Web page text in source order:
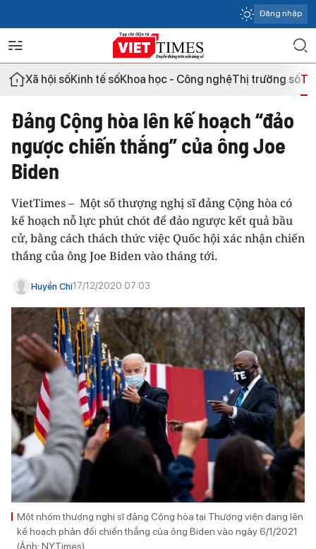
Đăng nhập
Xã hội sốKinh tế sốKhoa học - Công nghệThị trường số
Đảng Cộng hòa lên kế hoạch “đảo
ngược chiến thắng” của ông Joe
Biden
VietTimes – Một số thượng nghị sĩ đảng Cộng hòa có
kế hoạch nỗ lực phút chót để đảo ngược kết quả bầu
cử, bằng cách thách thức việc Quốc hội xác nhận chiến
thắng của ông Joe Biden vào tháng tới.
Huyền Chi17/12/2020 07:03
Một nhóm thượng nghị sĩ đảng Cộng hòa tại Thượng viện đang lên
kế hoạch phản đối chiến thắng của ông Biden vào ngày 6/1/2021
(Ảnh: NYTimes)